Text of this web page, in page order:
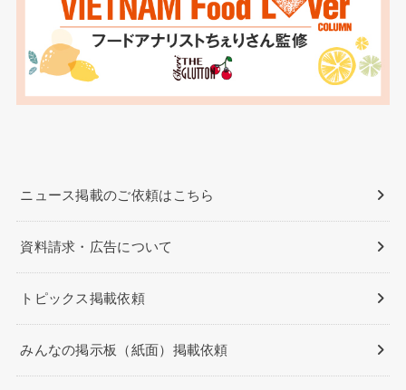
ニュース掲載のご依頼はこちら
資料請求・広告について
トピックス掲載依頼
みんなの掲示板（紙面）掲載依頼